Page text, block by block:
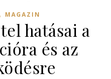
, MAGAZIN
hatásai a
és az